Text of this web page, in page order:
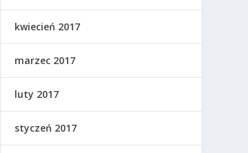
kwiecień 2017
marzec 2017
luty 2017
styczeń 2017